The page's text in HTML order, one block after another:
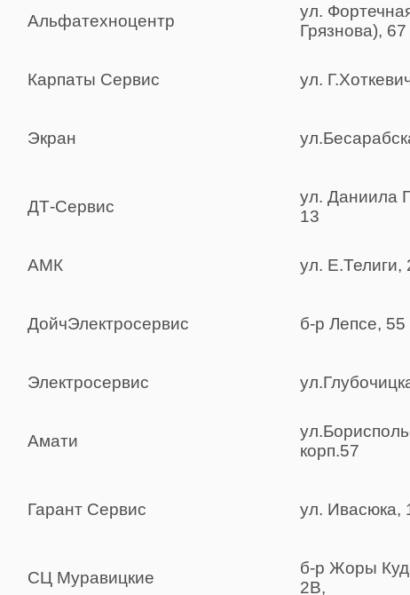
Альфатехноцентр
ул.
Грязнова), 67
Карпаты Сервис ул.
Экран
ДТ-Сервис
ул. Даниила
13
АМК ул. Е.Телиги,
ДойчЭлектросервис б-р Лепсе, 55
Электросервис
Амати
корп.57
Гарант Сервис ул. Ивасюка,
СЦ Муравицкие
б-р Жоры
2В,